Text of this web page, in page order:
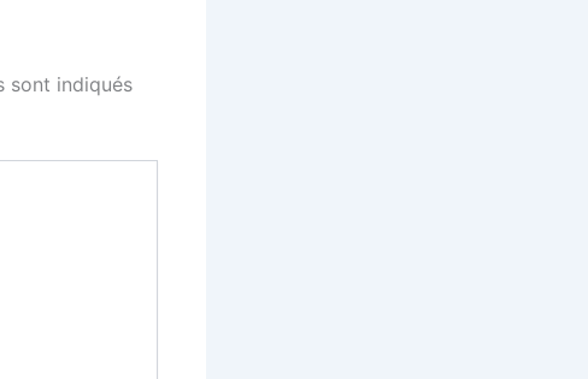
sont indiqués